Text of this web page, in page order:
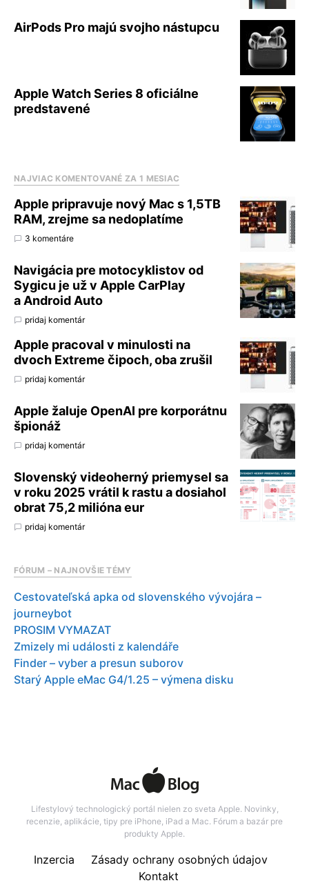
AirPods Pro majú svojho nástupcu
Apple Watch Series 8 oficiálne
predstavené
NAJVIAC KOMENTOVANÉ ZA 1 MESIAC
Apple pripravuje nový Mac s 1,5TB
RAM, zrejme sa nedoplatíme
3 komentáre
Navigácia pre motocyklistov od
Sygicu je už v Apple CarPlay
a Android Auto
pridaj komentár
Apple pracoval v minulosti na
dvoch Extreme čipoch, oba zrušil
pridaj komentár
Apple žaluje OpenAI pre korporátnu
špionáž
pridaj komentár
Slovenský videoherný priemysel sa
v roku 2025 vrátil k rastu a dosiahol
obrat 75,2 milióna eur
pridaj komentár
FÓRUM – NAJNOVŠIE TÉMY
Cestovateľská apka od slovenského vývojára –
journeybot
PROSIM VYMAZAT
Zmizely mi události z kalendáře
Finder – vyber a presun suborov
Starý Apple eMac G4/1.25 – výmena disku
Lifestylový technologický portál nielen zo sveta Apple. Novinky,
recenzie, aplikácie, tipy pre iPhone, iPad a Mac. Fórum a bazár pre
produkty Apple.
Inzercia
Zásady ochrany osobných údajov
Kontakt